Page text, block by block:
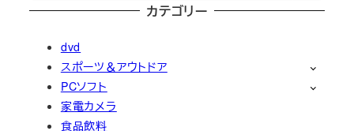
カテゴリー
dvd
スポーツ＆アウトドア
PCソフト
家電カメラ
食品飲料